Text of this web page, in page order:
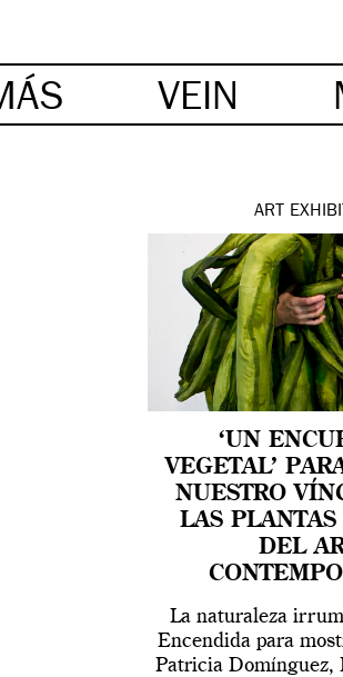
VEIN
ART
‘UN
VEGETAL’
NUESTRO
LAS PLANTAS
DEL
La naturaleza
Encendida para
Patricia Domínguez,